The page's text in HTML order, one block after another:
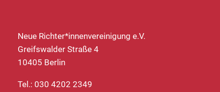
Neue Richter*innenvereinigung e.V.
Greifswalder Straße 4
10405 Berlin
Tel.: 030 4202 2349